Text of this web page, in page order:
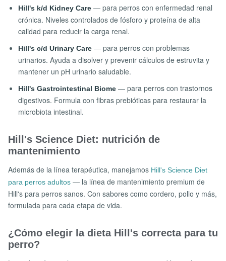
Hill's k/d Kidney Care — para perros con enfermedad renal
crónica. Niveles controlados de fósforo y proteína de alta
calidad para reducir la carga renal.
Hill's c/d Urinary Care — para perros con problemas
urinarios. Ayuda a disolver y prevenir cálculos de estruvita y
mantener un pH urinario saludable.
Hill's Gastrointestinal Biome — para perros con trastornos
digestivos. Formula con fibras prebióticas para restaurar la
microbiota intestinal.
Hill's Science Diet: nutrición de
mantenimiento
Además de la línea terapéutica, manejamos Hill's Science Diet
para perros adultos — la línea de mantenimiento premium de
Hill's para perros sanos. Con sabores como cordero, pollo y más,
formulada para cada etapa de vida.
¿Cómo elegir la dieta Hill's correcta para tu
perro?